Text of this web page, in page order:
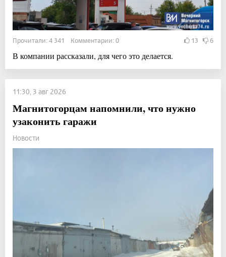
Прочитали: 4 341 Комментарии: 0 13 6
В компании рассказали, для чего это делается.
11:30, 3 авг 2026
Магнитогорцам напомнили, что нужно
узаконить гаражи
Новости